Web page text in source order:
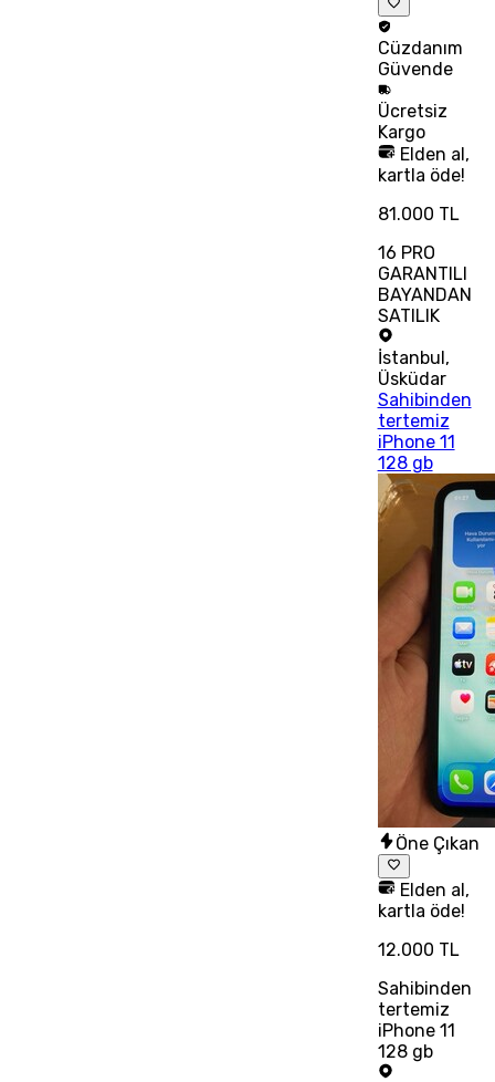
Cüzdanım
Güvende
Ücretsiz
Kargo
Elden al,
kartla öde!
81.000 TL
16 PRO
GARANTILI
BAYANDAN
SATILIK
İstanbul,
Üsküdar
Sahibinden
tertemiz
iPhone 11
128 gb
Öne Çıkan
Elden al,
kartla öde!
12.000 TL
Sahibinden
tertemiz
iPhone 11
128 gb